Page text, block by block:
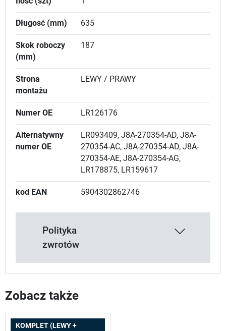
Długosć (mm) 635
Skok roboczy
(mm)
187
Strona
montażu
LEWY / PRAWY
Numer OE LR126176
Alternatywny
numer OE
LR093409, J8A-270354-AD, J8A-
270354-AC, J8A-270354-AD, J8A-
270354-AE, J8A-270354-AG,
LR178875, LR159617
kod EAN 5904302862746
Polityka
zwrotów
Zobacz także
KOMPLET (LEWY +